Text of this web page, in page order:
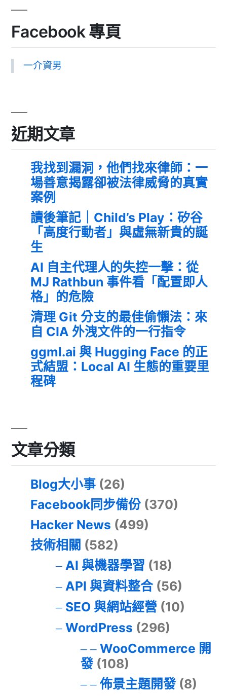
Facebook 專頁
一介資男
近期文章
我找到漏洞，他們找來律師：一
場善意揭露卻被法律威脅的真實
案例
讀後筆記｜Child’s Play：矽谷
「高度行動者」與虛無新貴的誕
生
AI 自主代理人的失控一擊：從
MJ Rathbun 事件看「配置即人
格」的危險
清理 Git 分支的最佳偷懶法：來
自 CIA 外洩文件的一行指令
ggml.ai 與 Hugging Face 的正
式結盟：Local AI 生態的重要里
程碑
文章分類
Blog大小事 (26)
Facebook同步備份 (370)
Hacker News (499)
技術相關 (582)
AI 與機器學習 (18)
API 與資料整合(56)
SEO 與網站經營 (10)
WordPress (296)
WooCommerce 開
發(108)
佈景主題開發(8)